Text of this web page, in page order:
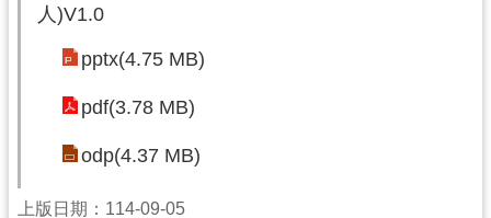
人)V1.0
pptx(4.75 MB)
pdf(3.78 MB)
odp(4.37 MB)
上版日期：114-09-05